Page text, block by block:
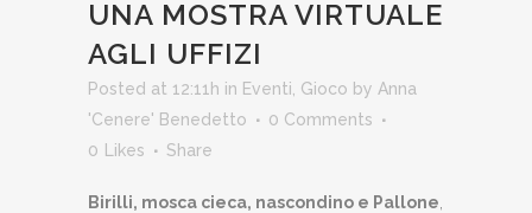
UNA MOSTRA VIRTUALE
AGLI UFFIZI
Posted at 12:11h in Eventi Gioco by Anna
'Cenere' Benedetto
0 Comments
0
Likes Share
Birilli, mosca cieca, nascondino e Pallone